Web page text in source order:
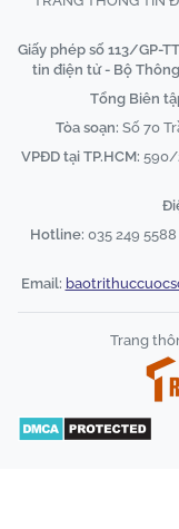
Giấy phép số 113/GP-
tin điện tử - Bộ
Tổng Biên
Tòa soạn: Số 70
VPĐD tại TP.HCM: 590/
Hotline: 035 249
Email:
Trang